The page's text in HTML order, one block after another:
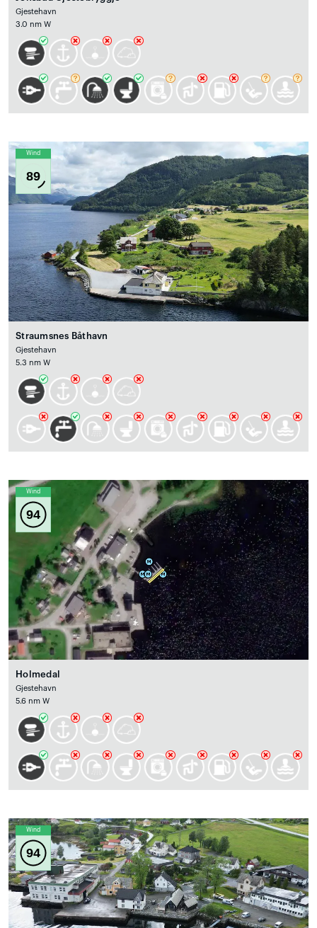
Gjestehavn
3.0 nm W
Wind
89
Straumsnes Båthavn
Gjestehavn
5.3 nm W
Wind
94
Holmedal
Gjestehavn
5.6 nm W
Wind
94